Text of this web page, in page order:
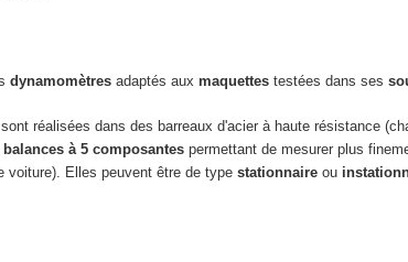
dynamomètres adaptés auxmaquettes testées dans ses
réalisées dans des barreaux d'acier à haute résistance
balances à 5 composantes permettant de mesurer plus
voiture). Elles peuvent être de typestationnaire ou